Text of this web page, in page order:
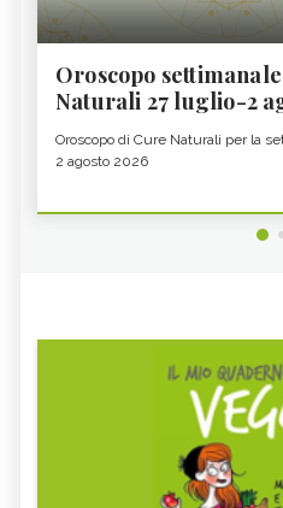
Oroscopo
Naturali 27 luglio-2
Oroscopo di Cure Naturali per la
2 agosto 2026